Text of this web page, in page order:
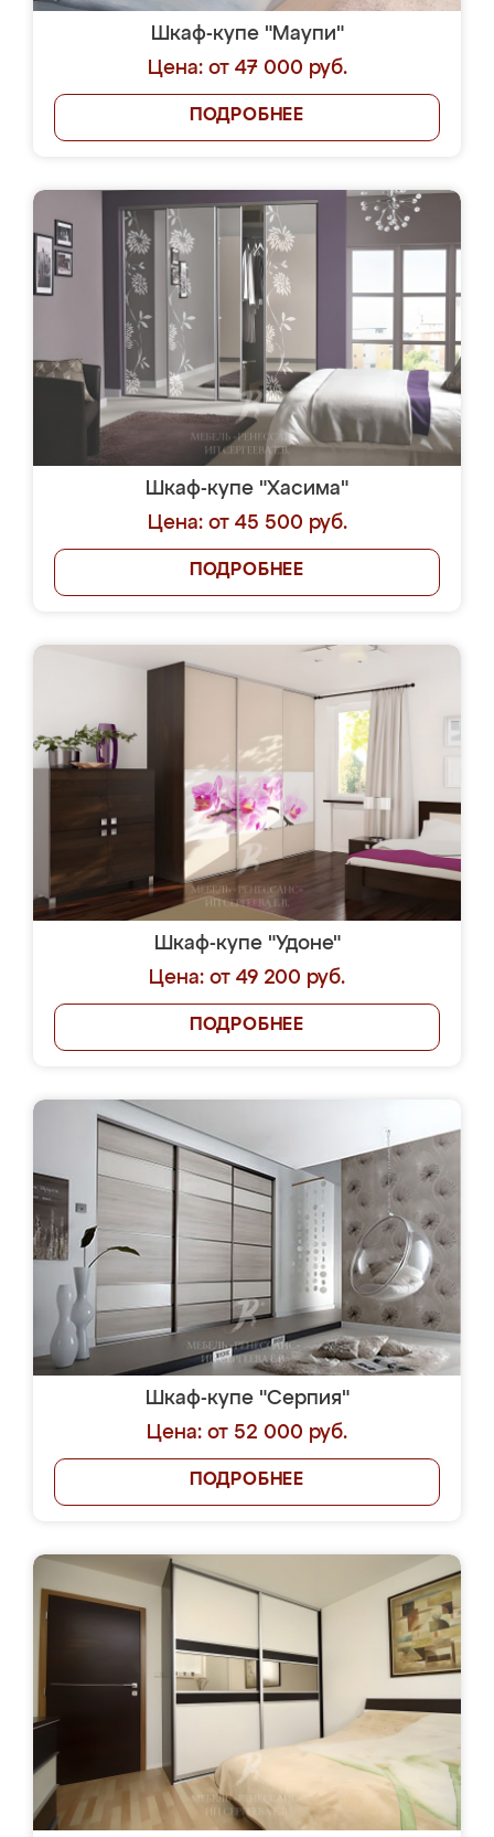
Шкаф-купе "Маупи"
Цена: от 47 000 руб.
ПОДРОБНЕЕ
Шкаф-купе "Хасима"
Цена: от 45 500 руб.
ПОДРОБНЕЕ
Шкаф-купе "Удоне"
Цена: от 49 200 руб.
ПОДРОБНЕЕ
Шкаф-купе "Серпия"
Цена: от 52 000 руб.
ПОДРОБНЕЕ